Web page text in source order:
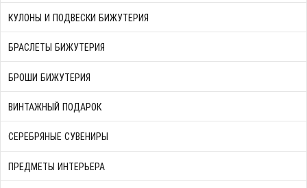
КУЛОНЫ И ПОДВЕСКИ БИЖУТЕРИЯ
БРАСЛЕТЫ БИЖУТЕРИЯ
БРОШИ БИЖУТЕРИЯ
ВИНТАЖНЫЙ ПОДАРОК
СЕРЕБРЯНЫЕ СУВЕНИРЫ
ПРЕДМЕТЫ ИНТЕРЬЕРА